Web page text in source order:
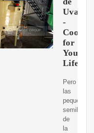
Uva
-
Cook
for
Your
Life
Pero
las
pequeñas
semillas
de
la